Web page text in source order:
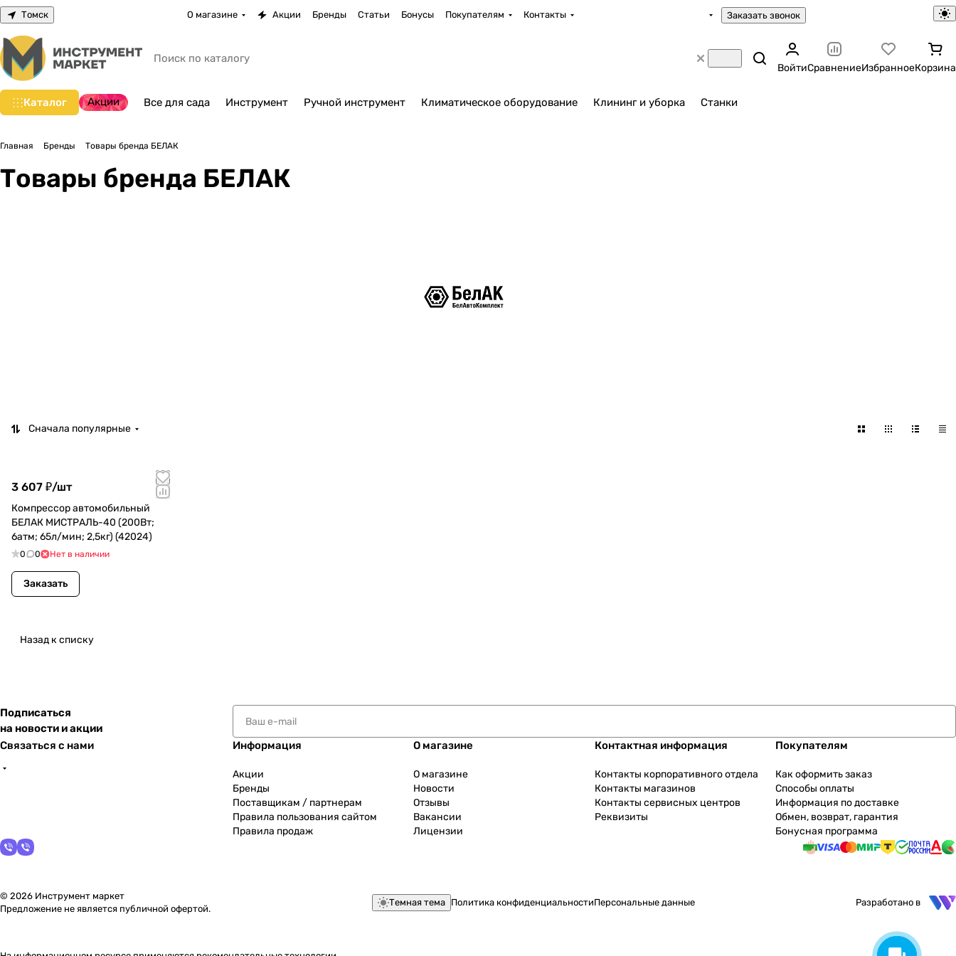
Томск О магазине Акции Бренды Статьи Бонусы Покупателям Контакты Заказать звонок
ВойтиСравнениеИзбранноеКорзина
Каталог Акции Все для сада Инструмент Ручной инструмент Климатическое оборудование Клининг и уборка Станки
Главная Бренды Товары бренда БЕЛАК
Товары бренда БЕЛАК
Сначала популярные
3 607 ₽/шт
Компрессор автомобильный
БЕЛАК МИСТРАЛЬ-40 (200Вт;
6атм; 65л/мин; 2,5кг) (42024)
0 0 Нет в наличии
Заказать
Назад к списку
Подписаться
на новости и акции
Связаться с нами
Информация
Акции
Бренды
Поставщикам / партнерам
Правила пользования сайтом
Правила продаж
О магазине
О магазине
Новости
Отзывы
Вакансии
Лицензии
Контактная информация
Контакты корпоративного отдела
Контакты магазинов
Контакты сервисных центров
Реквизиты
Покупателям
Как оформить заказ
Способы оплаты
Информация по доставке
Обмен, возврат, гарантия
Бонусная программа
© 2026 Инструмент маркет
Предложение не является публичной офертой.
Темная тема Политика конфиденциальностиПерсональные данные Разработано в